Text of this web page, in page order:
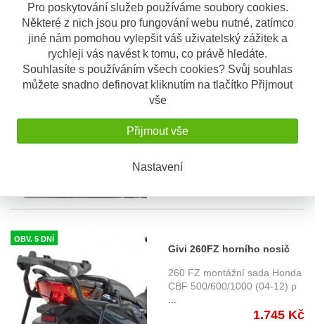
Pro poskytování služeb používáme soubory cookies.
Některé z nich jsou pro fungování webu nutné, zatímco
jiné nám pomohou vylepšit váš uživatelský zážitek a
rychleji vás navést k tomu, co právě hledáte.
Souhlasíte s používáním všech cookies? Svůj souhlas
můžete snadno definovat kliknutím na tlačítko Přijmout
vše
Přijmout vše
Nastavení
S tímto výrobkem si ostatní také
objednávají
OBV. 5 DNÍ
Givi 260FZ horního nosič
CBF 500/600/1000 (04-09) p
...
1.745 Kč
OBV. 5 DNÍ
Givi 260FZ horního nosič
Honda CBF 500 (04-12)
260 FZ montážní sada Honda
CBF 500/600/1000 (04-12) p
1.745 Kč